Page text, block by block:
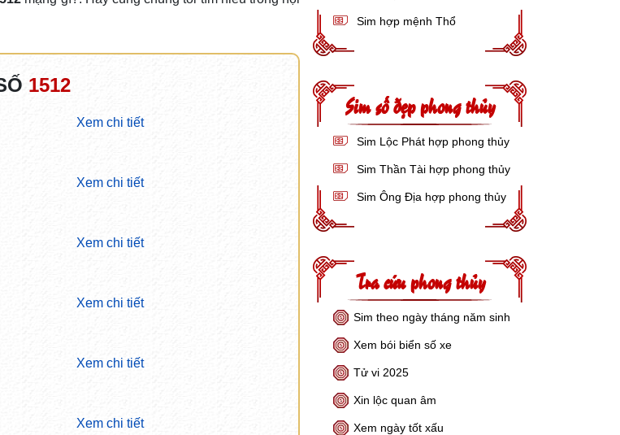
1512
Xem chi tiết
Xem chi tiết
Xem chi tiết
Xem chi tiết
Xem chi tiết
Xem chi tiết
Sim hợp mệnh Thổ
Sim số đẹp phong thủy
Sim Lộc Phát hợp phong thủy
Sim Thần Tài hợp phong thủy
Sim Ông Địa hợp phong thủy
Tra cứu phong thủy
Sim theo ngày tháng năm sinh
Xem bói biển số xe
Tử vi 2025
Xin lộc quan âm
Xem ngày tốt xấu